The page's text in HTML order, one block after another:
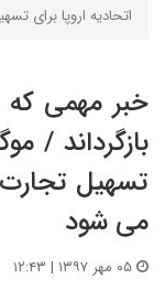
اتحادیه اروپا برای
خبر مهمی که
بازگرداند /
تسهیل تجارت
می شود